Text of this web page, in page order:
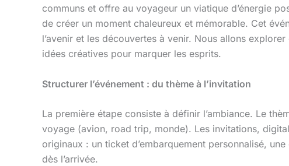
communs et offre au voyageur un viatique d’énergie
de créer un moment chaleureux et mémorable. Cet
l’avenir et les découvertes à venir. Nous allons
idées créatives pour marquer les esprits.
Structurer l’événement : du thème à l’invitation
La première étape consiste à définir l’ambiance. Le
voyage (avion, road trip, monde). Les invitations,
originaux : un ticket d’embarquement personnalisé,
dès l’arrivée.